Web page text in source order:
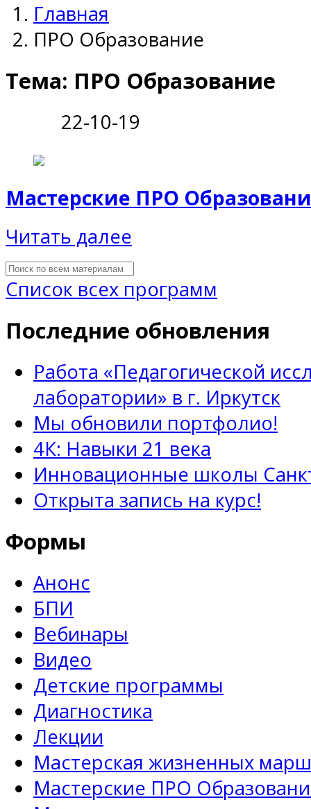
Главная
ПРО Образование
Тема: ПРО Образование
22-10-19
Мастерские ПРО
Читать далее
Список всех программ
Последние обновления
Работа «Педагогической
лаборатории» в г. Иркутск
Мы обновили портфолио!
4К: Навыки 21 века
Инновационные школы
Открыта запись на курс!
Формы
Анонс
БПИ
Вебинары
Видео
Детские программы
Диагностика
Лекции
Мастерская жизненных
Мастерские ПРО